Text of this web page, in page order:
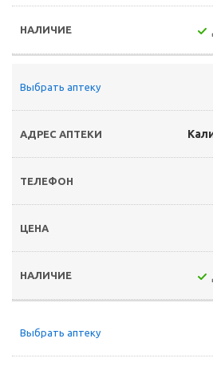
Выбрать аптеку
Выбрать аптеку